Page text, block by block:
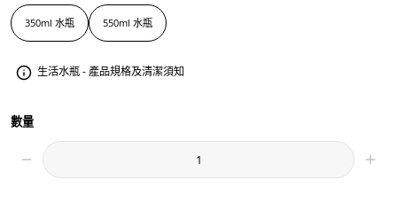
350ml 水瓶 550ml 水瓶
生活水瓶 - 產品規格及清潔須知
數量